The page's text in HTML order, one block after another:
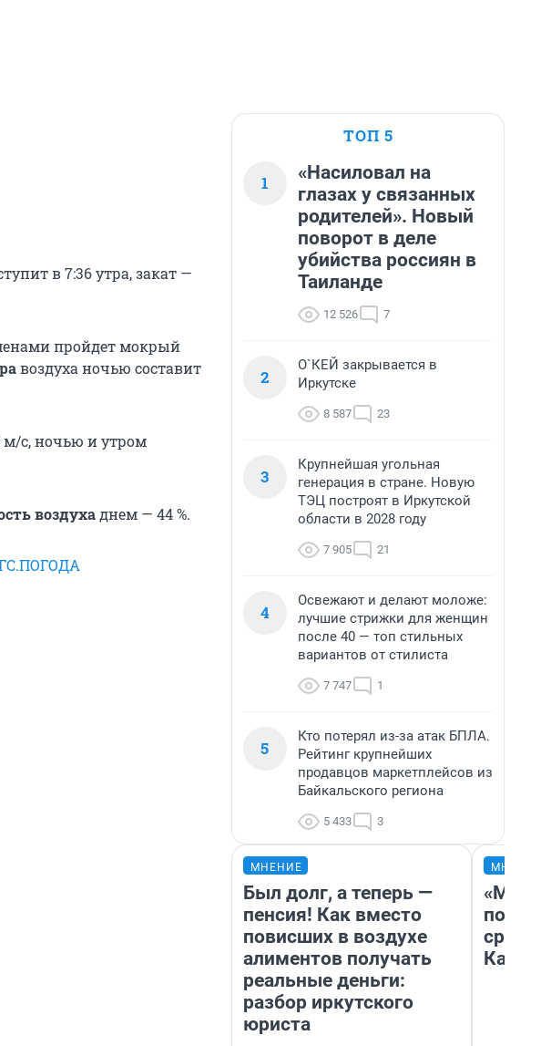
в 7:36 утра, закат —
пройдет мокрый
воздуха ночью составит
м/с, ночью и утром
воздухаднем — 44 %.
ТОП 5
1
«Насиловал на
глазах у связанных
родителей». Новый
поворот в деле
убийства россиян в
Таиланде
12 526 7
2
О`КЕЙ закрывается в
Иркутске
8 587 23
3
Крупнейшая угольная
генерация в стране. Новую
ТЭЦ построят в Иркутской
области в 2028 году
7 905 21
4
Освежают и делают моложе:
лучшие стрижки для женщин
после 40 — топ стильных
вариантов от стилиста
7 747 1
5
Кто потерял из-за атак БПЛА.
Рейтинг крупнейших
продавцов маркетплейсов из
Байкальского региона
5 433 3
МНЕНИЕ
Был долг, а теперь —
пенсия! Как вместо
повисших в воздухе
алиментов получать
реальные деньги:
разбор иркутского
юриста